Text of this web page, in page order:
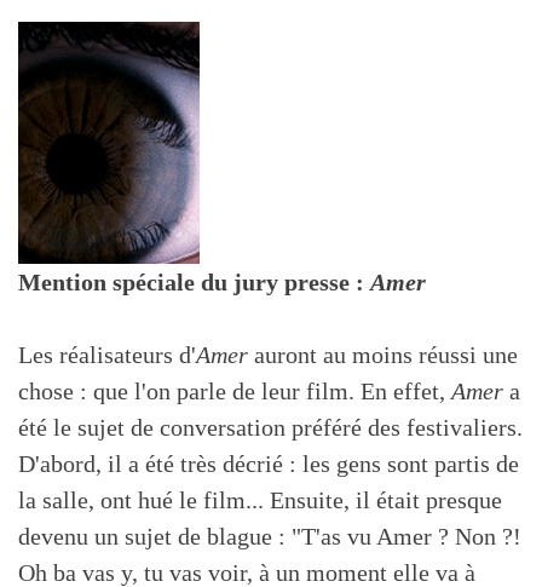
Mention spéciale du jury presse : Amer
Les réalisateurs d'Amer auront au moins réussi une
chose : que l'on parle de leur film. En effet, Amer a
été le sujet de conversation préféré des festivaliers.
D'abord, il a été très décrié : les gens sont partis de
la salle, ont hué le film... Ensuite, il était presque
devenu un sujet de blague : "T'as vu Amer ? Non ?!
Oh ba vas y, tu vas voir, à un moment elle va à